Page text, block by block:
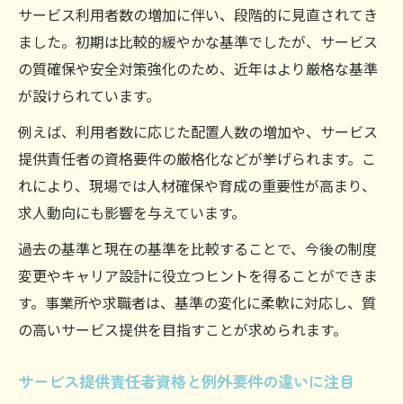
サービス利用者数の増加に伴い、段階的に見直されてき
ました。初期は比較的緩やかな基準でしたが、サービス
の質確保や安全対策強化のため、近年はより厳格な基準
が設けられています。
例えば、利用者数に応じた配置人数の増加や、サービス
提供責任者の資格要件の厳格化などが挙げられます。こ
れにより、現場では人材確保や育成の重要性が高まり、
求人動向にも影響を与えています。
過去の基準と現在の基準を比較することで、今後の制度
変更やキャリア設計に役立つヒントを得ることができま
す。事業所や求職者は、基準の変化に柔軟に対応し、質
の高いサービス提供を目指すことが求められます。
サービス提供責任者資格と例外要件の違いに注目